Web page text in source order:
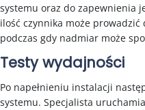
systemu oraz do zapewnienia
ilość czynnika może prowadzić
podczas gdy nadmiar może
Testy wydajności
Po napełnieniu instalacji
systemu. Specjalista